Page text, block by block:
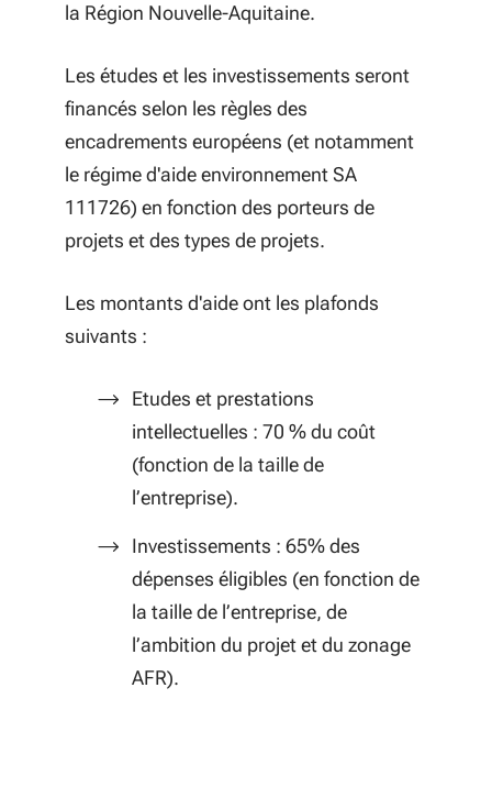
la Région Nouvelle-Aquitaine.
Les études et les investissements seront
financés selon les règles des
encadrements européens (et notamment
le régime d'aide environnement SA
111726) en fonction des porteurs de
projets et des types de projets.
Les montants d'aide ont les plafonds
suivants :
Etudes et prestations
intellectuelles : 70 % du coût
(fonction de la taille de
l’entreprise).
Investissements : 65% des
dépenses éligibles (en fonction de
la taille de l’entreprise, de
l’ambition du projet et du zonage
AFR).